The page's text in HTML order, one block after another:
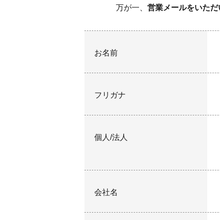
万が一、 営業メールをいた
お名前
フリガナ
個人/法人
会社名